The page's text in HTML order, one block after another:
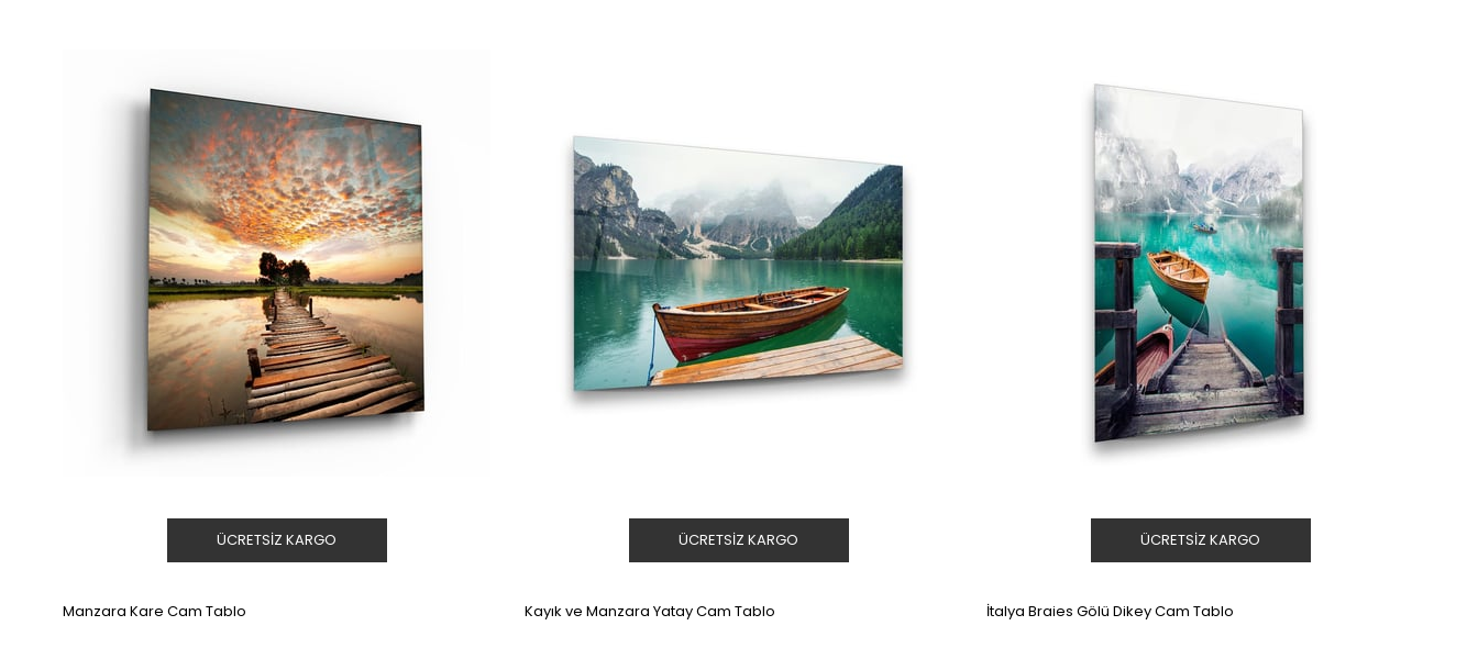
Manzara Kare Cam Tablo
ÜCRETSIZ KARGO
Kayık ve Manzara Yatay Cam Tablo
ÜCRETSIZ KARGO
İtalya Braies Gölü Dikey Cam Tablo
ÜCRETSIZ KARGO